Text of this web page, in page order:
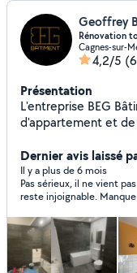
Rénovation
4,2/5
Présentation
L'entreprise BEG
d'appartement et de
Cagnes-sur-Mer et
dans vos travaux
Possibilité de
souhaité par le
Sketchup).
Dernier avis laissé
Il y a plus de 6 mois
Pas sérieux, il ne vient
reste injoignable.